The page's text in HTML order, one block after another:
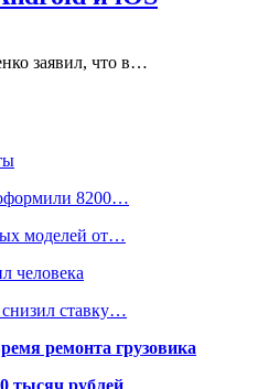
заявил, что в…
оформили 8200…
моделей от…
человека
ставку…
ремонта грузовика
тысяч рублей